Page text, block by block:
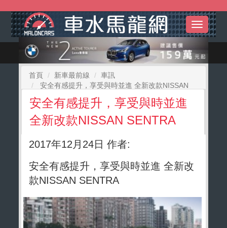
Toggle
首頁 新車最前線
車訊
安全有感提升，享受與時並進 全新改款NISSAN
SENTRA
安全有感提升，享受與時並進
全新改款NISSAN SENTRA
2017年12月24日 作者:
安全有感提升，享受與時並進 全新改
款NISSAN SENTRA